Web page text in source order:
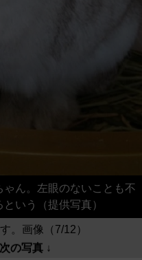
ん。左眼のないことも不
いう（提供写真）
。画像（7/12）
の写真 ↓